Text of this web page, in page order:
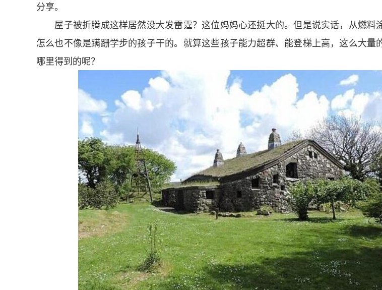
分享。
屋子被折腾成这样居然没大发雷霆？这位妈妈心还挺大的。但是说实话，从燃料涂
怎么也不像是蹒跚学步的孩子干的。就算这些孩子能力超群、能登梯上高，这么大量
哪里得到的呢？